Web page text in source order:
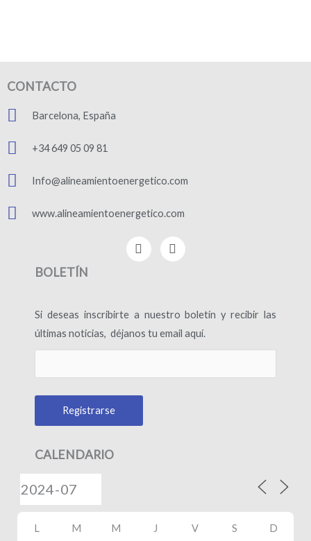
CONTACTO
Barcelona, España
+34 649 05 09 81
Info@alineamientoenergetico.com
www.alineamientoenergetico.com
F
a
c
o
k
-
f
I
n
s
r
a
m
BOLETÍN
Si deseas inscribirte a nuestro boletín y recibir las
últimas noticias, déjanos tu email aquí.
CALENDARIO
L M M J V S D